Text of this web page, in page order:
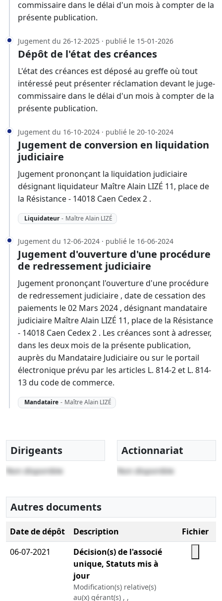
commissaire dans le délai d'un mois à compter de la
présente publication.
Jugement du 26-12-2025 · publié le 15-01-2026
Dépôt de l'état des créances
L'état des créances est déposé au greffe où tout
intéressé peut présenter réclamation devant le juge-
commissaire dans le délai d'un mois à compter de la
présente publication.
Jugement du 16-10-2024 · publié le 20-10-2024
Jugement de conversion en liquidation
judiciaire
Jugement prononçant la liquidation judiciaire
désignant liquidateur Maître Alain LIZÉ 11, place de
la Résistance - 14018 Caen Cedex 2 .
Liquidateur - Maître Alain LIZÉ
Jugement du 12-06-2024 · publié le 16-06-2024
Jugement d'ouverture d'une procédure
de redressement judiciaire
Jugement prononçant l'ouverture d'une procédure
de redressement judiciaire , date de cessation des
paiements le 02 Mars 2024 , désignant mandataire
judiciaire Maître Alain LIZÉ 11, place de la Résistance
- 14018 Caen Cedex 2 . Les créances sont à adresser,
dans les deux mois de la présente publication,
auprès du Mandataire Judiciaire ou sur le portail
électronique prévu par les articles L. 814-2 et L. 814-
13 du code de commerce.
Mandataire - Maître Alain LIZÉ
Dirigeants
Non disponible
Actionnariat
Non disponible
Autres documents
Date de dépôt Description
Fichier
06-07-2021
Décision(s) de l'associé
unique, Statuts mis à
jour
Modification(s) relative(s)
au(x) gérant(s) , ,